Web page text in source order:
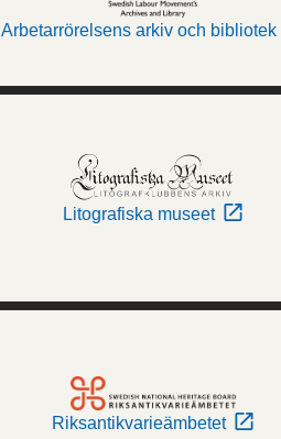
Arbetarrörelsens arkiv och bibliotek
Litografiska museet
Riksantikvarieämbetet